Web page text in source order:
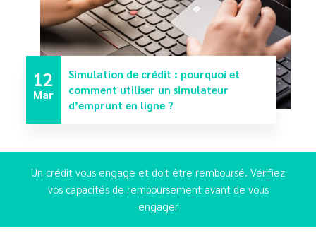
12
Mar
Simulation de crédit : pourquoi et
comment utiliser un simulateur
d’emprunt en ligne ?
Un crédit vous engage et doit être remboursé. Vérifiez
vos capacités de remboursement avant de vous
engager